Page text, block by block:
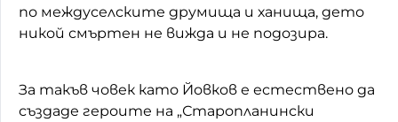
по междуселските друмища и ханища, дето
никой смъртен не вижда и не подозира.
За такъв човек като Йовков е естествено да
създаде героите на „Старопланински